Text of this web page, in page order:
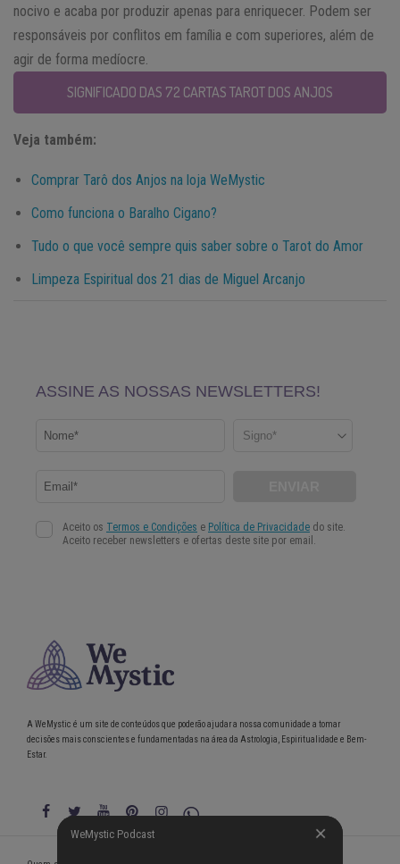
nocivo e acaba por produzir apenas para enriquecer. Podem ser
responsáveis por conflitos em família e com superiores, além de
agir de forma medíocre.
SIGNIFICADO DAS 72 CARTAS TAROT DOS ANJOS
Veja também:
Comprar Tarô dos Anjos na loja WeMystic
Como funciona o Baralho Cigano?
Tudo o que você sempre quis saber sobre o Tarot do Amor
Limpeza Espiritual dos 21 dias de Miguel Arcanjo
WeMystic Podcast
A WeMystic é um site de conteúdos que poderão ajudar a nossa comunidade a tomar
decisões mais conscientes e fundamentadas na área da Astrologia, Espiritualidade e Bem-
Estar.
WeMystic Podcast